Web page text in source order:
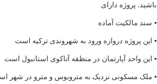
باشید. پروژه دارای
⦁ سند مالکیت آماده
⦁ این پروژه دروازه ورود به شهروندی ترکیه است
⦁ این واحد آپارتمان در منظقه آتاکوی استانبول است
⦁ ملک مسکونی نزدیک به متروبوس و مترو در شهر